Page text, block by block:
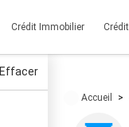
Crédit Immobilier
Effacer
Accueil